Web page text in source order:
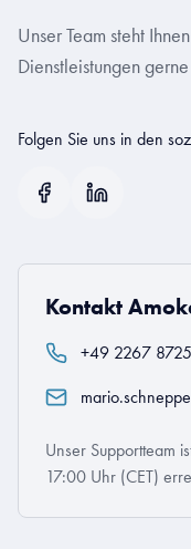
Unser Team steht
Dienstleistungen
Folgen Sie uns in den
Kontakt
+49 2267
Unser Supportteam
17:00 Uhr (CET)